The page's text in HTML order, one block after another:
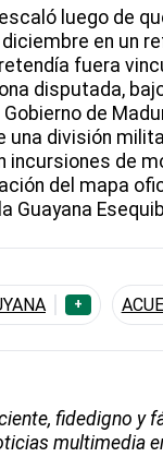
luego de
en un
fuera
disputada,
de
una división
incursiones de
del mapa
Guayana
+
fidedigno y
multimedia